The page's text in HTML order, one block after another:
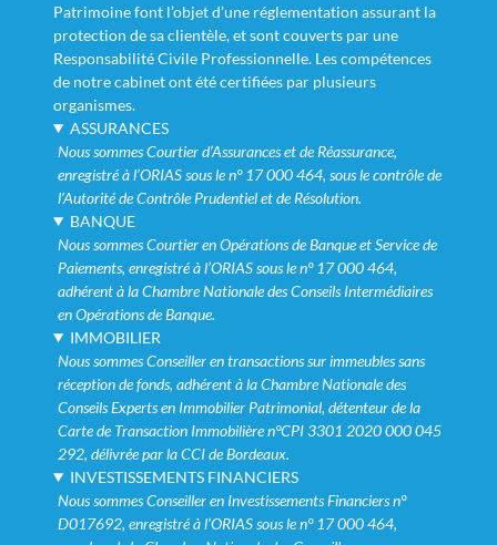
Patrimoine font l’objet d’une réglementation assurant la
protection de sa clientèle, et sont couverts par une
Responsabilité Civile Professionnelle. Les compétences
de notre cabinet ont été certifiées par plusieurs
organismes.
ASSURANCES
Nous sommes Courtier d’Assurances et de Réassurance,
enregistré à l’ORIAS sous le n° 17 000 464, sous le contrôle de
l’Autorité de Contrôle Prudentiel et de Résolution.
BANQUE
Nous sommes Courtier en Opérations de Banque et Service de
Paiements, enregistré à l’ORIAS sous le n° 17 000 464,
adhérent à la Chambre Nationale des Conseils Intermédiaires
en Opérations de Banque.
IMMOBILIER
Nous sommes Conseiller en transactions sur immeubles sans
réception de fonds, adhérent à la Chambre Nationale des
Conseils Experts en Immobilier Patrimonial, détenteur de la
Carte de Transaction Immobilière n°CPI 3301 2020 000 045
292, délivrée par la CCI de Bordeaux.
INVESTISSEMENTS FINANCIERS
Nous sommes Conseiller en Investissements Financiers n°
D017692, enregistré à l’ORIAS sous le n° 17 000 464,